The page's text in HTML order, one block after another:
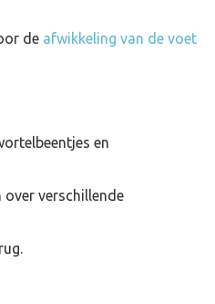
de afwikkeling van de voet
en
over verschillende